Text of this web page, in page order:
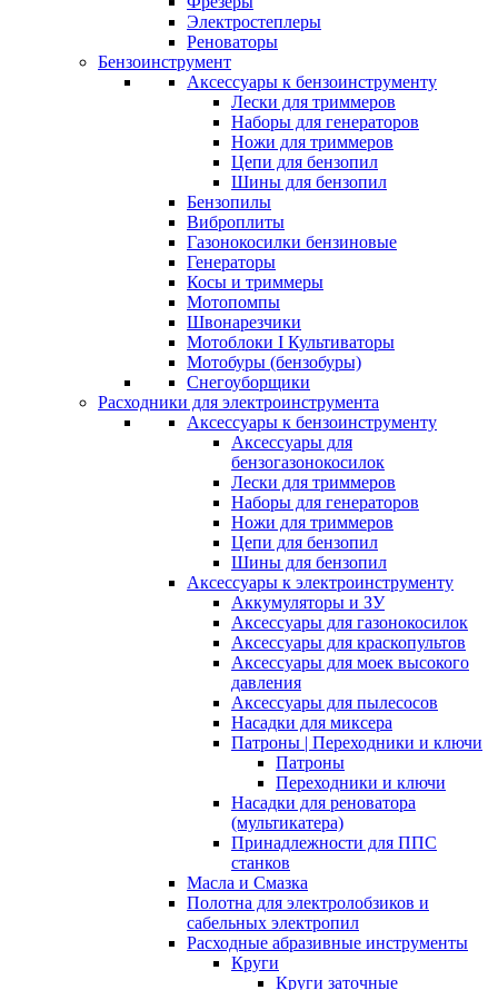
Электростеплеры
Реноваторы
Бензоинструмент
Аксессуары к бензоинструменту
Лески для триммеров
Наборы для генераторов
Ножи для триммеров
Цепи для бензопил
Шины для бензопил
Бензопилы
Виброплиты
Газонокосилки бензиновые
Генераторы
Косы и триммеры
Мотопомпы
Швонарезчики
Мотоблоки I Культиваторы
Мотобуры (бензобуры)
Снегоуборщики
Расходники для электроинструмента
Аксессуары к бензоинструменту
Аксессуары для
бензогазонокосилок
Лески для триммеров
Наборы для генераторов
Ножи для триммеров
Цепи для бензопил
Шины для бензопил
Аксессуары к электроинструменту
Аккумуляторы и ЗУ
Аксессуары для газонокосилок
Аксессуары для краскопультов
Аксессуары для моек высокого
давления
Аксессуары для пылесосов
Насадки для миксера
Патроны | Переходники и ключи
Патроны
Переходники и ключи
Насадки для реноватора
(мультикатера)
Принадлежности для ППС
станков
Масла и Смазка
Полотна для электролобзиков и
сабельных электропил
Расходные абразивные инcтрументы
Круги
Круги заточные